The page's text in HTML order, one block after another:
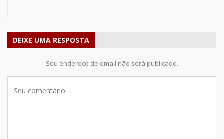
DEIXE UMA RESPOSTA
Seu endereço de email não será publicado.